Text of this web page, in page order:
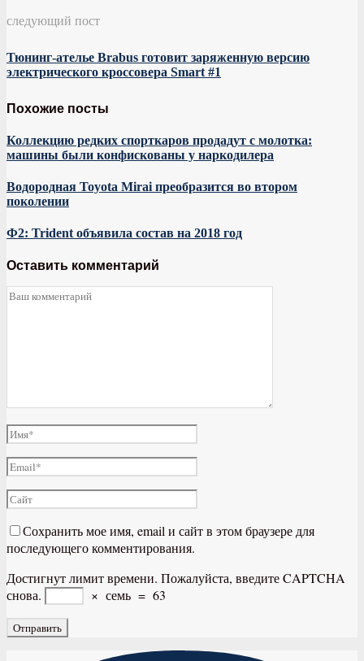
следующий пост
Тюнинг-ателье Brabus готовит заряженную версию
электрического кроссовера Smart #1
Похожие посты
Коллекцию редких спорткаров продадут с молотка:
машины были конфискованы у наркодилера
Водородная Toyota Mirai преобразится во втором
поколении
Ф2: Trident объявила состав на 2018 год
Оставить комментарий
Сохранить мое имя, email и сайт в этом браузере для
последующего комментирования.
Достигнут лимит времени. Пожалуйста, введите CAPTCHA
снова.
× семь = 63